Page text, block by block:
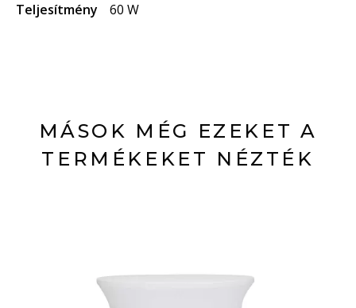
Teljesítmény
60 W
MÁSOK MÉG EZEKET A
TERMÉKEKET NÉZTÉK